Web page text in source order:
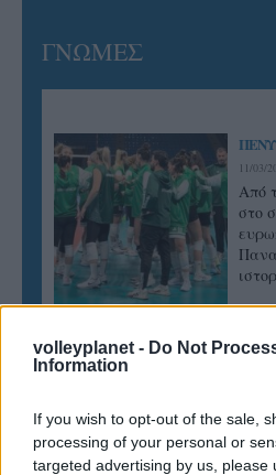
volleyplanet - Do Not
Information
If you wish to opt-out of the sale,
processing of your personal or
targeted advertising by us, please
ΓΝΩΜΕΣ
11/03/
Από
στο
οι
Α.Ο.